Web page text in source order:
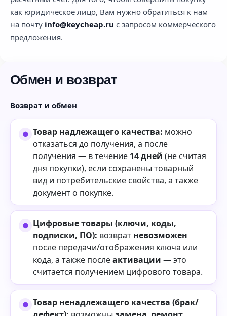
как юридическое лицо, Вам нужно обратиться к нам
на почту info@keycheap.ru с запросом коммерческого
предложения.
Обмен и возврат
Возврат и обмен
Товар надлежащего качества: можно
отказаться до получения, а после
получения — в течение 14 дней (не считая
дня покупки), если сохранены товарный
вид и потребительские свойства, а также
документ о покупке.
Цифровые товары (ключи, коды,
подписки, ПО): возврат невозможен
после передачи/отображения ключа или
кода, а также послеактивации — это
считается получением цифрового товара.
Товар ненадлежащего качества (брак/